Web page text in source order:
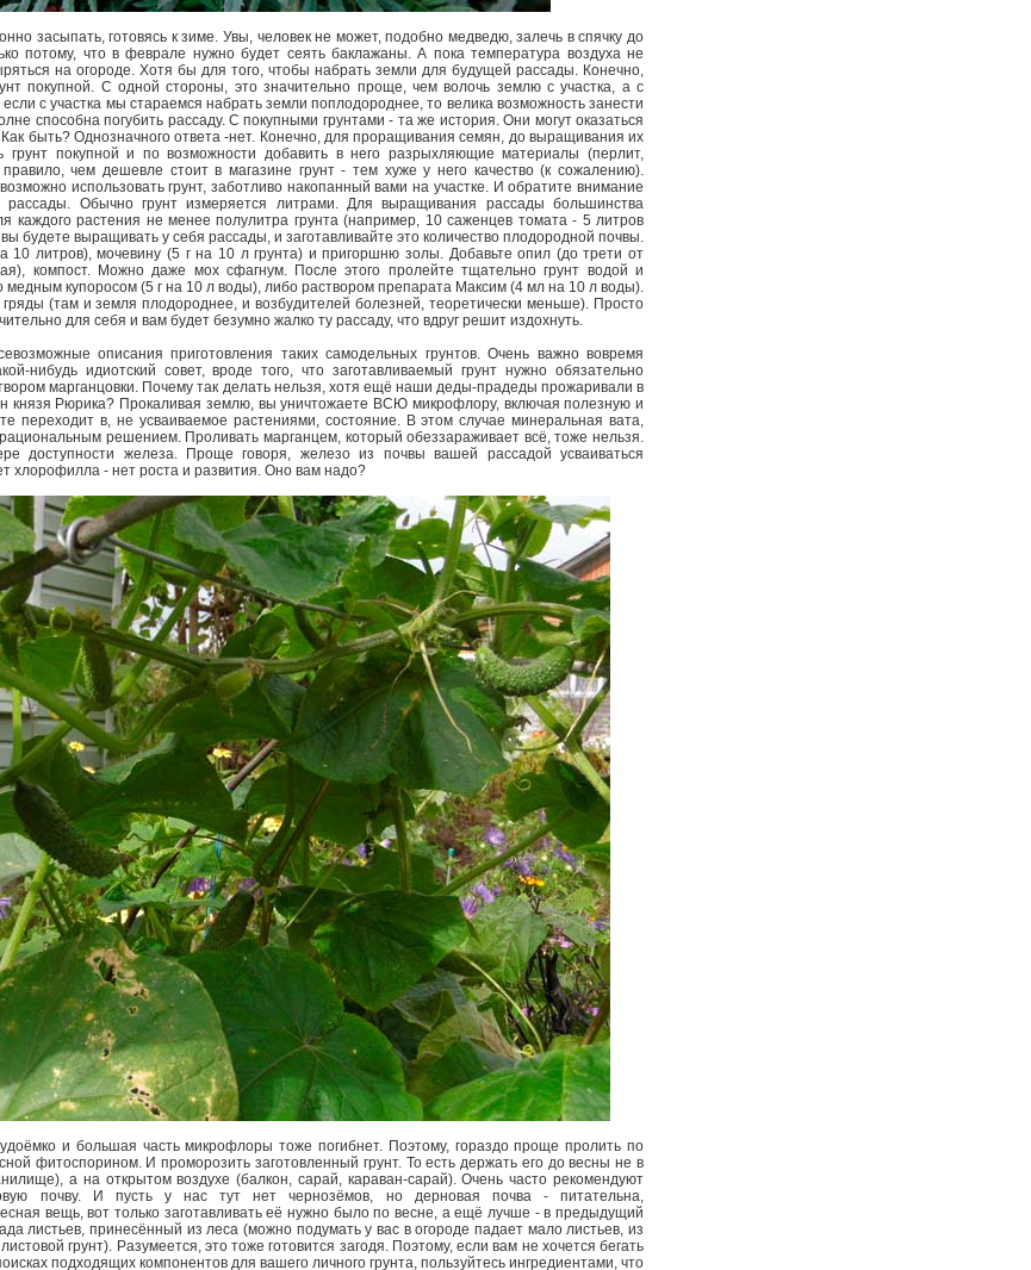
засыпать, готовясь к зиме. Увы, человек не может, подобно медведю, залечь в спячку до
потому, что в феврале нужно будет сеять баклажаны. А пока температура воздуха не
на огороде. Хотя бы для того, чтобы набрать земли для будущей рассады. Конечно,
покупной. С одной стороны, это значительно проще, чем волочь землю с участка, а с
с участка мы стараемся набрать земли поплодороднее, то велика возможность занести
способна погубить рассаду. С покупными грунтами - та же история. Они могут оказаться
быть? Однозначного ответа -нет. Конечно, для проращивания семян, до выращивания их
грунт покупной и по возможности добавить в него разрыхляющие материалы (перлит,
правило, чем дешевле стоит в магазине грунт - тем хуже у него качество (к сожалению).
использовать грунт, заботливо накопанный вами на участке. И обратите внимание
Обычно грунт измеряется литрами. Для выращивания рассады большинства
каждого растения не менее полулитра грунта (например, 10 саженцев томата - 5 литров
будете выращивать у себя рассады, и заготавливайте это количество плодородной почвы.
10 литров), мочевину (5 г на 10 л грунта) и пригоршню золы. Добавьте опил (до трети от
компост. Можно даже мох сфагнум. После этого пролейте тщательно грунт водой и
медным купоросом (5 г на 10 л воды), либо раствором препарата Максим (4 мл на 10 л воды).
гряды (там и земля плодороднее, и возбудителей болезней, теоретически меньше). Просто
для себя и вам будет безумно жалко ту рассаду, что вдруг решит издохнуть.
описания приготовления таких самодельных грунтов. Очень важно вовремя
нибудь идиотский совет, вроде того, что заготавливаемый грунт нужно обязательно
марганцовки. Почему так делать нельзя, хотя ещё наши деды-прадеды прожаривали в
князя Рюрика? Прокаливая землю, вы уничтожаете ВСЮ микрофлору, включая полезную и
переходит в, не усваиваемое растениями, состояние. В этом случае минеральная вата,
решением. Проливать марганцем, который обеззараживает всё, тоже нельзя.
доступности железа. Проще говоря, железо из почвы вашей рассадой усваиваться
хлорофилла - нет роста и развития. Оно вам надо?
и большая часть микрофлоры тоже погибнет. Поэтому, гораздо проще пролить по
фитоспорином. И проморозить заготовленный грунт. То есть держать его до весны не в
а на открытом воздухе (балкон, сарай, караван-сарай). Очень часто рекомендуют
почву. И пусть у нас тут нет чернозёмов, но дерновая почва - питательна,
вещь, вот только заготавливать её нужно было по весне, а ещё лучше - в предыдущий
листьев, принесённый из леса (можно подумать у вас в огороде падает мало листьев, из
грунт). Разумеется, это тоже готовится загодя. Поэтому, если вам не хочется бегать
подходящих компонентов для вашего личного грунта, пользуйтесь ингредиентами, что